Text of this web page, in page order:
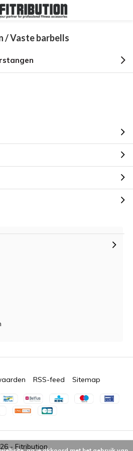
/ Vaste barbells
- Fitribution
RSS-feed Sitemap